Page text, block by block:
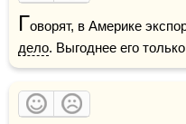
Г
дело. Выгоднее его только